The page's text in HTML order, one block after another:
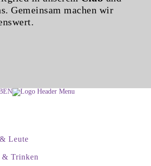
Gemeinsam machen wir
Leute
& Trinken